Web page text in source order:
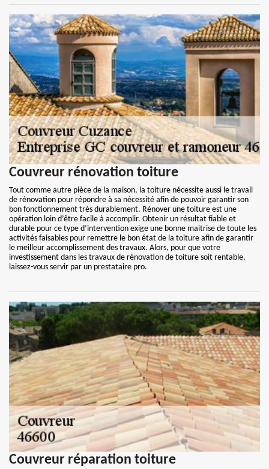
Couvreur rénovation toiture
Tout comme autre pièce de la maison, la toiture nécessite aussi le travail
de rénovation pour répondre à sa nécessité afin de pouvoir garantir son
bon fonctionnement très durablement. Rénover une toiture est une
opération loin d’être facile à accomplir. Obtenir un résultat fiable et
durable pour ce type d’intervention exige une bonne maitrise de toute les
activités faisables pour remettre le bon état de la toiture afin de garantir
le meilleur accomplissement des travaux. Alors, pour que votre
investissement dans les travaux de rénovation de toiture soit rentable,
laissez-vous servir par un prestataire pro.
Couvreur réparation toiture